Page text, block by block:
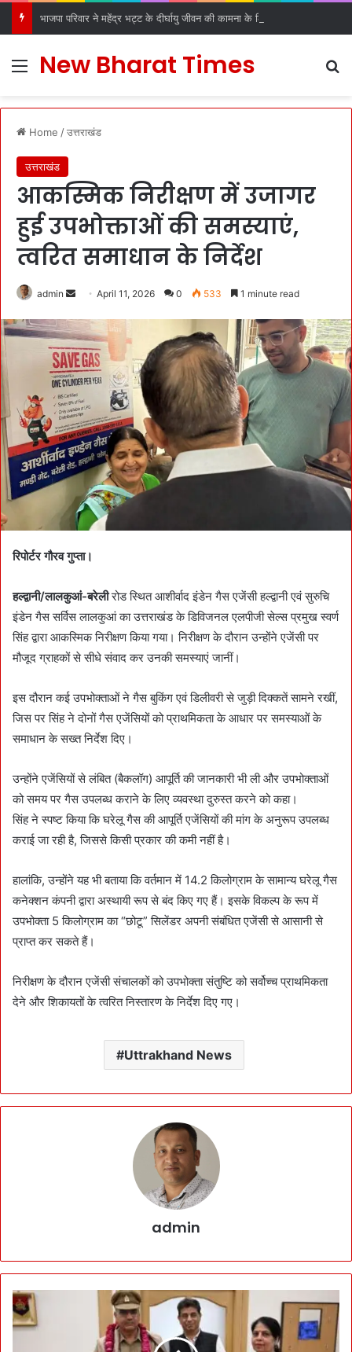
Menu
New Bharat Times
Home /उत्तराखंड
उत्तराखंड
आकस्मिक निरीक्षण में उजागर
हुई उपभोक्ताओं की समस्याएं,
त्वरित समाधान के निर्देश
admin
n
d
a
n
e
m
a
i
April 11, 2026 0 533 1 minute read
रिपोर्टर गौरव गुप्ता।
हल्द्वानी/लालकुआं-बरेलीरोड स्थित आशीर्वाद इंडेन गैस एजेंसी हल्द्वानी एवं सुरुचि
इंडेन गैस सर्विस लालकुआं का उत्तराखंड के डिविजनल एलपीजी सेल्स प्रमुख स्वर्ण
सिंह द्वारा आकस्मिक निरीक्षण किया गया। निरीक्षण के दौरान उन्होंने एजेंसी पर
मौजूद ग्राहकों से सीधे संवाद कर उनकी समस्याएं जानीं।
इस दौरान कई उपभोक्ताओं ने गैस बुकिंग एवं डिलीवरी से जुड़ी दिक्कतें सामने रखीं,
जिस पर सिंह ने दोनों गैस एजेंसियों को प्राथमिकता के आधार पर समस्याओं के
समाधान के सख्त निर्देश दिए।
उन्होंने एजेंसियों से लंबित (बैकलॉग) आपूर्ति की जानकारी भी ली और उपभोक्ताओं
को समय पर गैस उपलब्ध कराने के लिए व्यवस्था दुरुस्त करने को कहा।
सिंह ने स्पष्ट किया कि घरेलू गैस की आपूर्ति एजेंसियों की मांग के अनुरूप उपलब्ध
कराई जा रही है, जिससे किसी प्रकार की कमी नहीं है।
हालांकि, उन्होंने यह भी बताया कि वर्तमान में 14.2 किलोग्राम के सामान्य घरेलू गैस
कनेक्शन कंपनी द्वारा अस्थायी रूप से बंद किए गए हैं। इसके विकल्प के रूप में
उपभोक्ता 5 किलोग्राम का “छोटू” सिलेंडर अपनी संबंधित एजेंसी से आसानी से
प्राप्त कर सकते हैं।
निरीक्षण के दौरान एजेंसी संचालकों को उपभोक्ता संतुष्टि को सर्वोच्च प्राथमिकता
देने और शिकायतों के त्वरित निस्तारण के निर्देश दिए गए।
Uttrakhand News
admin